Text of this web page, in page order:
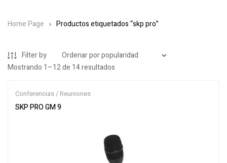
Home Page Productos etiquetados “skp pro”
Filter by
Mostrando 1–12 de 14 resultados
Conferencias / Reuniones
SKP PRO GM 9